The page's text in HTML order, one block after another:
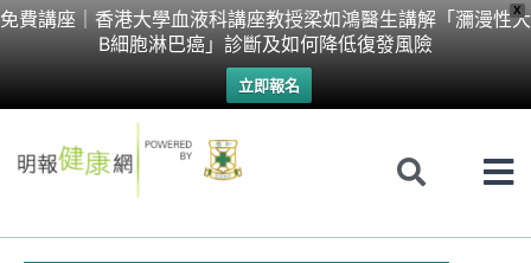
X
免費講座｜香港大學血液科講座教授梁如鴻醫生講解「瀰漫性大
B細胞淋巴癌」診斷及如何降低復發風險
立即報名
Skip